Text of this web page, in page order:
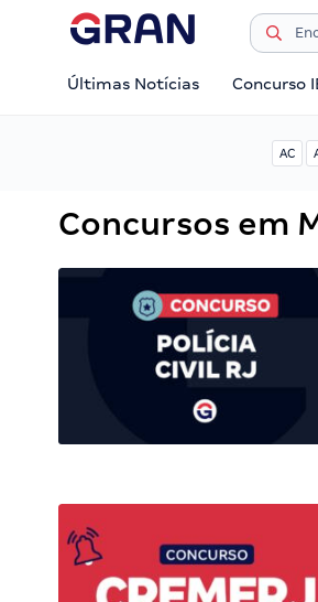
Últimas Notícias Concurso
AC
Concursos em